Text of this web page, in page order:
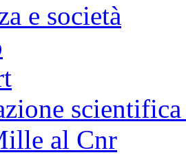
e società
al Cnr